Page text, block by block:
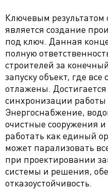
Ключевым результатом
является создание
под ключ. Данная
полную
строителей за
запуску объект, где
отлажены. Достигается
синхронизации работы
Энергоснабжение,
очистные сооружения
работать как единый
может парализовать
при проектировании
системы и решения,
отказоустойчивость.